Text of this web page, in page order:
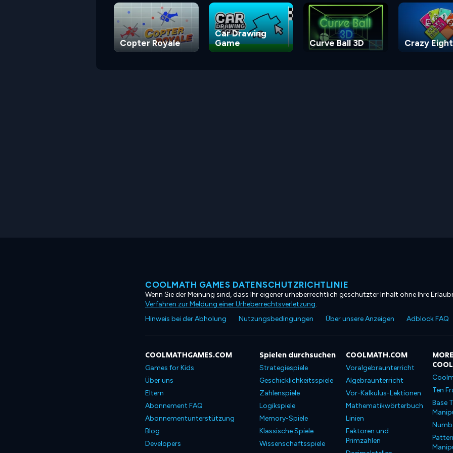
Copter Royale
Car Drawing
Game
Curve Ball 3D Crazy
COOLMATH GAMES DATENSCHUTZRICHTLINIE
Wenn Sie der Meinung sind, dass Ihr eigener urheberrechtlich geschützter Inhalt ohne Ihre
Verfahren zur Meldung einer Urheberrechtsverletzung.
Hinweis bei der Abholung
Nutzungsbedingungen Über unsere Anzeigen Adblock FAQ
COOLMATHGAMES.COM
Games for Kids
Über uns
Eltern
Abonnement FAQ
Abonnementunterstützung
Blog
Developers
Spielen durchsuchen
Strategiespiele
Geschicklichkeitsspiele
Zahlenspiele
Logikspiele
Memory-Spiele
Klassische Spiele
Wissenschaftsspiele
COOLMATH.COM
Voralgebraunterricht
Algebraunterricht
Vor-Kalkulus-Lektionen
Mathematikwörterbuch
Linien
Faktoren und
Primzahlen
Ten
Base